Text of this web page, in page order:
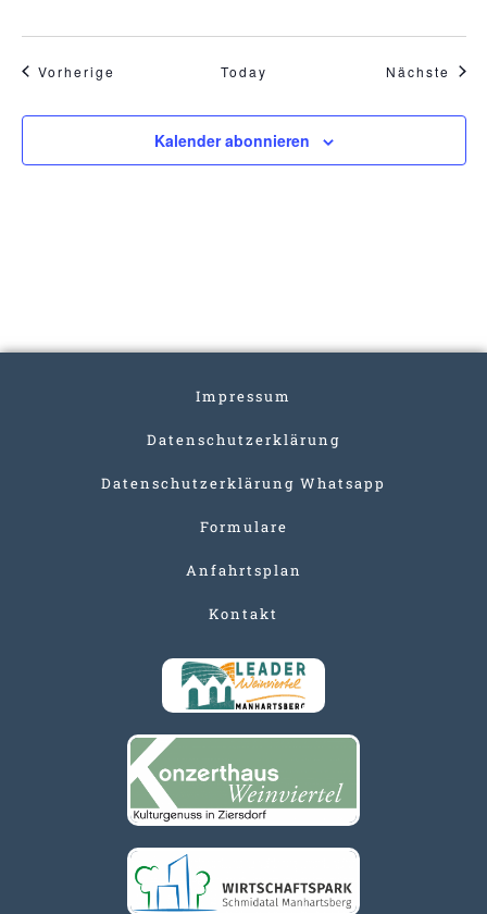
Vorherige VeranstaltungenToday Nächste
Kalender abonnieren
Impressum
Datenschutzerklärung
Datenschutzerklärung Whatsapp
Formulare
Anfahrtsplan
Kontakt